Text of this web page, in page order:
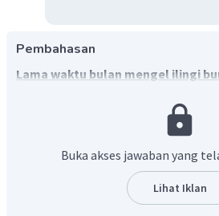
Pembahasan
Lama waktu bulan mengel ilingi
Buka akses jawaban yang
Lihat Iklan